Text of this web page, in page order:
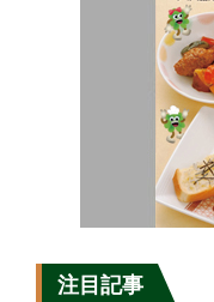
注目記事